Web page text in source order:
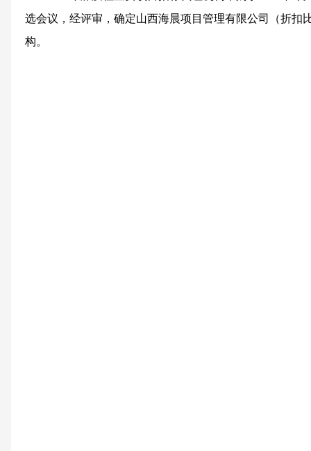
选会议，经评审，确定山西海晨项目管理有限公司（折扣
构。